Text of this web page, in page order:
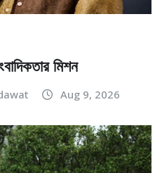
মিশন
Aug 9, 2026